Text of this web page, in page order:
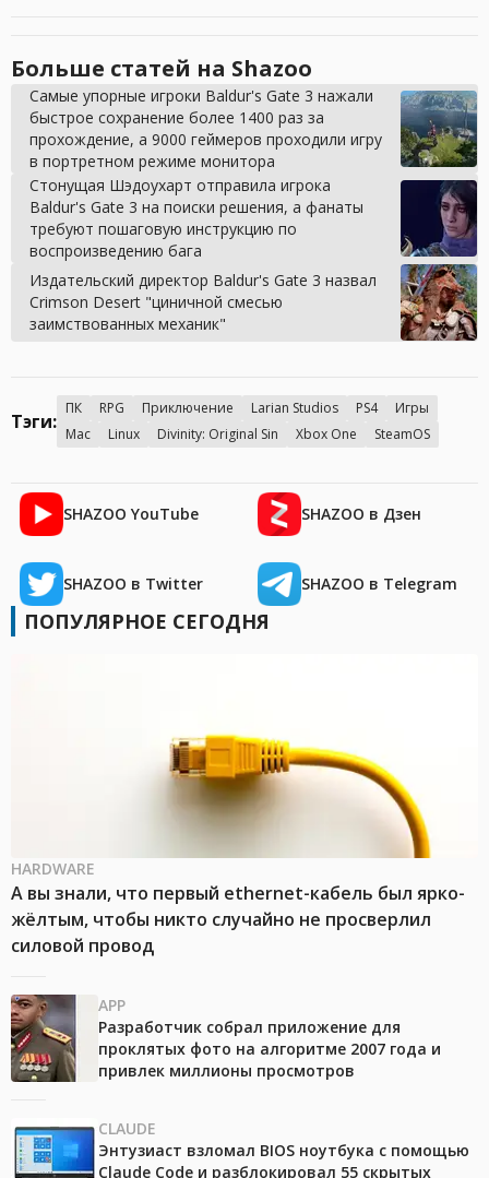
Больше статей на Shazoo
Самые упорные игроки Baldur's Gate 3 нажали
быстрое сохранение более 1400 раз за
прохождение, а 9000 геймеров проходили игру
в портретном режиме монитора
Стонущая Шэдоухарт отправила игрока
Baldur's Gate 3 на поиски решения, а фанаты
требуют пошаговую инструкцию по
воспроизведению бага
Издательский директор Baldur's Gate 3 назвал
Crimson Desert "циничной смесью
заимствованных механик"
Тэги:
ПК RPG Приключение Larian Studios PS4
Игры
Mac
Linux Divinity: Original Sin Xbox One SteamOS
SHAZOO YouTube SHAZOO в Дзен
SHAZOO в Twitter SHAZOO в Telegram
ПОПУЛЯРНОЕ СЕГОДНЯ
HARDWARE
А вы знали, что первый ethernet-кабель был ярко-
жёлтым, чтобы никто случайно не просверлил
силовой провод
APP
Разработчик собрал приложение для
проклятых фото на алгоритме 2007 года и
привлек миллионы просмотров
CLAUDE
Энтузиаст взломал BIOS ноутбука с помощью
Claude Code и разблокировал 55 скрытых